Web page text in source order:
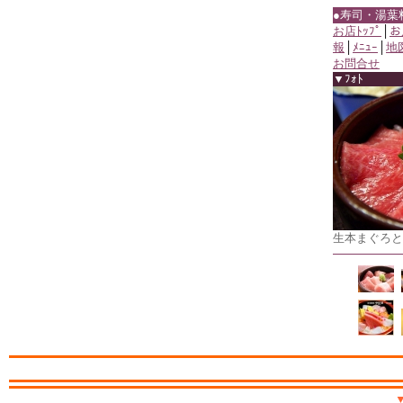
●寿司・湯
お店ﾄｯﾌﾟ
報
ﾒﾆｭｰ
地
お問合せ
▼ﾌｫﾄ
生本まぐろ